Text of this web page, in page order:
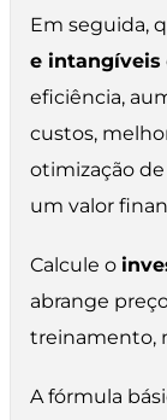
Em seguida,
e intangíveis
eficiência,
custos,
otimização
um valor
Calcule o
abrange
treinamento,
A fórmula